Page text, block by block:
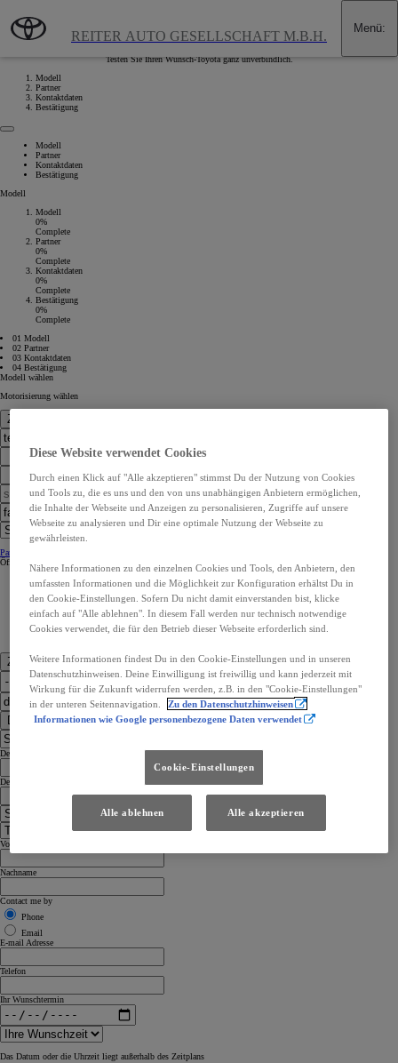
REITER AUTO GESELLSCHAFT M.B.H. Menü:
Probefahrt vereinbaren
Testen Sie Ihren Wunsch-Toyota ganz unverbindlich.
Modell
Partner
Kontaktdaten
Bestätigung
Modell
Partner
Kontaktdaten
Bestätigung
Modell
Modell
0%
Complete
Partner
0%
Complete
Kontaktdaten
0%
Complete
Bestätigung
0%
Complete
01 Modell
02 Partner
03 Kontaktdaten
04 Bestätigung
Modell wählen
Motorisierung wählen
Zur Standortwahl
Partner Kontaktangaben:
Öffnungszeiten
Zu den Kontaktdaten
Dealer Finder
Dealer Language
Dealer Country
Vorname
Nachname
Contact me by
Phone
Email
E-mail Adresse
Telefon
Ihr Wunschtermin
Das Datum oder die Uhrzeit liegt außerhalb des Zeitplans
Diese Website verwendet Cookies
Durch einen Klick auf "Alle akzeptieren" stimmst Du der Nutzung von Cookies
und Tools zu, die es uns und den von uns unabhängigen Anbietern ermöglichen,
die Inhalte der Webseite und Anzeigen zu personalisieren, Zugriffe auf unsere
Webseite zu analysieren und Dir eine optimale Nutzung der Webseite zu
gewährleisten.
Nähere Informationen zu den einzelnen Cookies und Tools, den Anbietern, den
umfassten Informationen und die Möglichkeit zur Konfiguration erhältst Du in
den Cookie-Einstellungen. Sofern Du nicht damit einverstanden bist, klicke
einfach auf "Alle ablehnen". In diesem Fall werden nur technisch notwendige
Cookies verwendet, die für den Betrieb dieser Webseite erforderlich sind.
Weitere Informationen findest Du in den Cookie-Einstellungen und in unseren
Datenschutzhinweisen. Deine Einwilligung ist freiwillig und kann jederzeit mit
Wirkung für die Zukunft widerrufen werden, z.B. in den "Cookie-Einstellungen"
in der unteren Seitennavigation.
Zu den Datenschutzhinweisen
Informationen wie Google personenbezogene Daten verwendet
Cookie-Einstellungen
Alle ablehnen Alle akzeptieren